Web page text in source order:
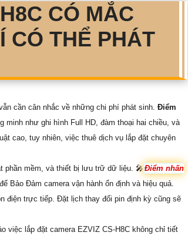
CÓ MẮC
CÓ THỂ PHÁT
cần cân nhắc về những chi phí phát sinh. Điểm
minh như ghi hình Full HD, đàm thoại hai chiều, và
cao, tuy nhiên, việc thuê dịch vụ lắp đặt chuyên
phần mềm, và thiết bị lưu trữ dữ liệu. 🎤Điểm nhấn
Bảo Đảm camera vận hành ổn định và hiệu quả.
điện trực tiếp. Đặt lịch thay đổi pin định kỳ cũng sẽ
việc lắp đặt camera EZVIZ CS-H8C không chỉ tiết